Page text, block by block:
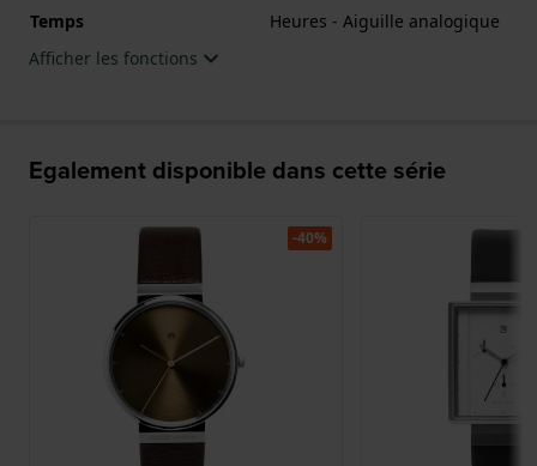
Temps
Heures - Aiguille analogique
Afficher les fonctions
Egalement disponible dans cette série
-40%